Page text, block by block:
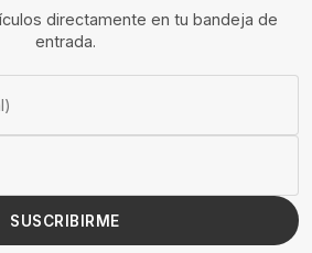
directamente en tu bandeja de
entrada.
SUSCRIBIRME